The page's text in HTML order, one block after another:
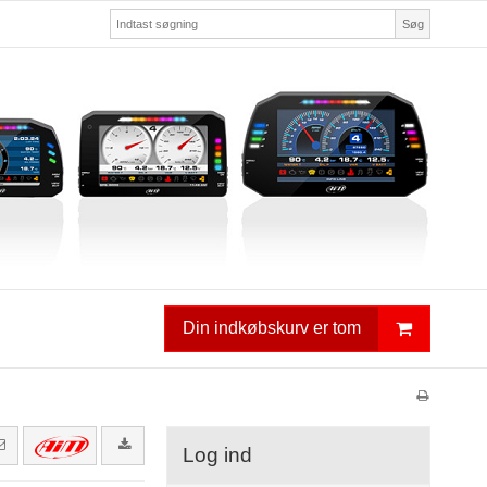
Søg
Din indkøbskurv er tom
Log ind